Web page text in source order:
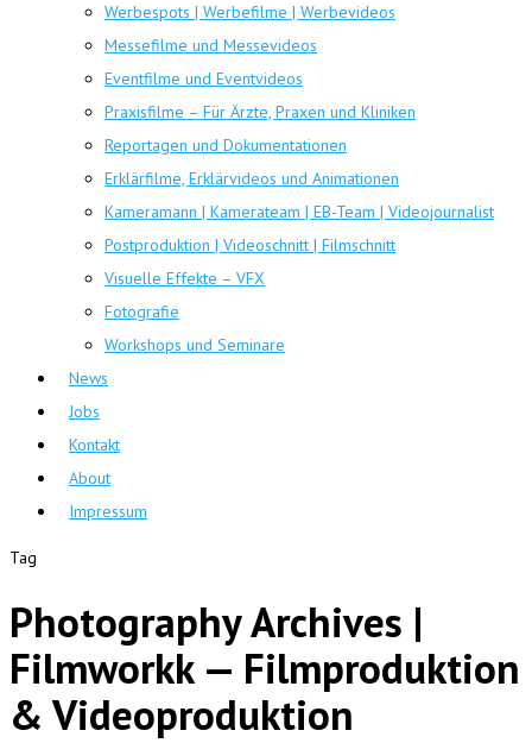
Werbespots | Werbefilme | Werbevideos
Messefilme und Messevideos
Eventfilme und Eventvideos
Praxisfilme – Für Ärzte, Praxen und Kliniken
Reportagen und Dokumentationen
Erklärfilme, Erklärvideos und Animationen
Kameramann | Kamerateam | EB-Team | Videojournalist
Postproduktion | Videoschnitt | Filmschnitt
Visuelle Effekte – VFX
Fotografie
Workshops und Seminare
News
Jobs
Kontakt
About
Impressum
Tag
Photography Archives |
Filmworkk — Filmproduktion
& Videoproduktion